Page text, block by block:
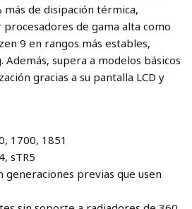
más de disipación térmica,
de gama alta como
9 en rangos más estables,
Además, supera a modelos básicos
gracias a su pantalla LCD y
1700, 1851
sTR5
previas que usen